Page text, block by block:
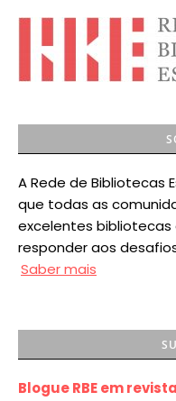
A Rede de Bibliotecas
que todas as
excelentes bibliotecas
responder aos
Saber mais
Blogue RBE em revista